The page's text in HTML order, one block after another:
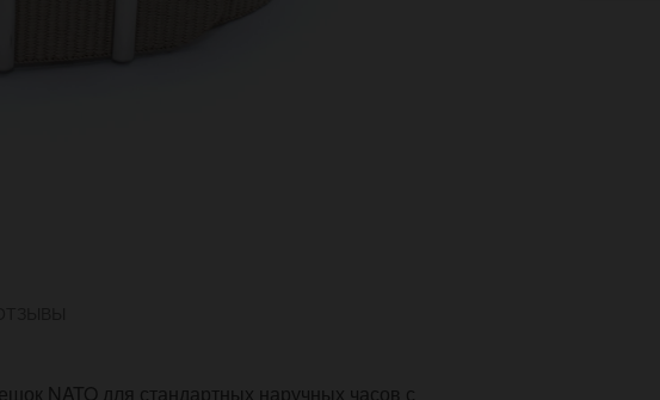
NATO для стандартных наручных часов с